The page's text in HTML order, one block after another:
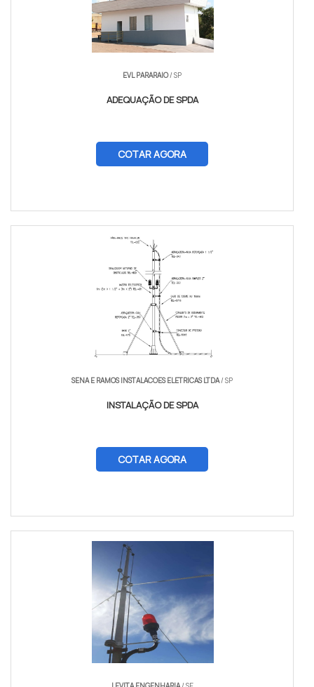
EVL PARARAIO/ SP
ADEQUAÇÃO DE SPDA
COTAR AGORA
SENA E RAMOS INSTALACOES ELETRICAS LTDA/ SP
INSTALAÇÃO DE SPDA
COTAR AGORA